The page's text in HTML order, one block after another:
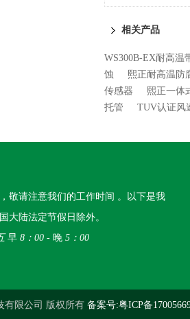
相关产品
WS300B-EX耐高温
蚀
熙正耐高温防
传感器
熙正一体
托管
TUV认证风
敬请注意我们的工作时间 。以下是我
大陆法定节假日除外。
早 8：00 - 晚 5：00
有限公司 版权所有 备案号:粤ICP备